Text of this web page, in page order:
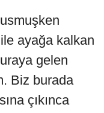
ayağa kalkan
gelen
Biz burada
çıkınca